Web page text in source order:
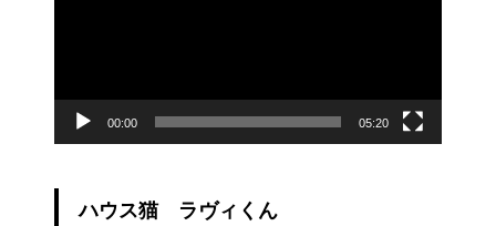
00:00 05:20
ハウス猫 ラヴィくん